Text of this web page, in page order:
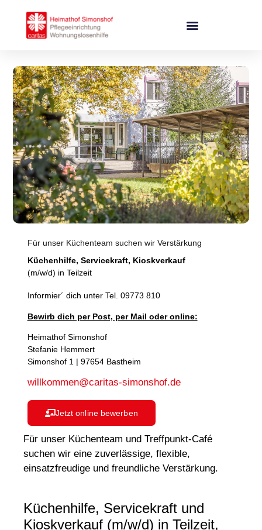
springen
Für unser Küchenteam suchen wir Verstärkung
Küchenhilfe, Servicekraft, Kioskverkauf
(m/w/d) in Teilzeit
Informier´ dich unter Tel. 09773 810
Bewirb dich per Post, per Mail oder online:
Heimathof Simonshof
Stefanie Hemmert
Simonshof 1 | 97654 Bastheim
willkommen@caritas-simonshof.de
Jetzt online bewerben
Für unser Küchenteam und Treffpunkt-Café
suchen wir eine zuverlässige, flexible,
einsatzfreudige und freundliche Verstärkung.
Küchenhilfe, Servicekraft und
Kioskverkauf (m/w/d) in Teilzeit,